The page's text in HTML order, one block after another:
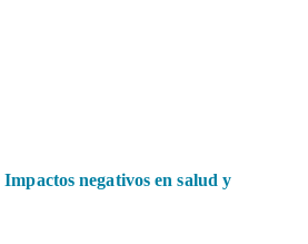
negativos en salud y